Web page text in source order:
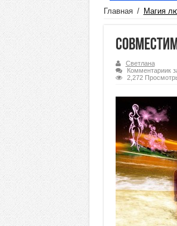
Главная / Магия
Светлана
Комментариик
2,272